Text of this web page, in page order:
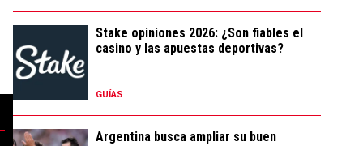
Stake opiniones 2026: ¿Son fiables el
casino y las apuestas deportivas?
GUÍAS
Argentina busca ampliar su buen